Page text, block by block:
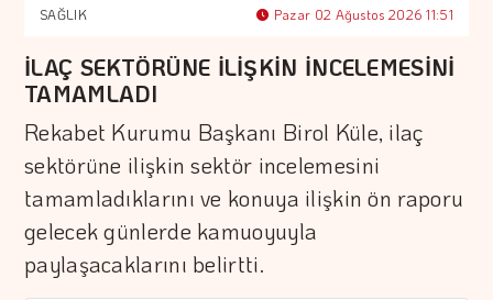
SAĞLIK Pazar 02 Ağustos 2026 11:51
İLAÇ SEKTÖRÜNE İLİŞKİN İNCELEMESİNİ
TAMAMLADI
Rekabet Kurumu Başkanı Birol Küle, ilaç
sektörüne ilişkin sektör incelemesini
tamamladıklarını ve konuya ilişkin ön raporu
gelecek günlerde kamuoyuyla
paylaşacaklarını belirtti.